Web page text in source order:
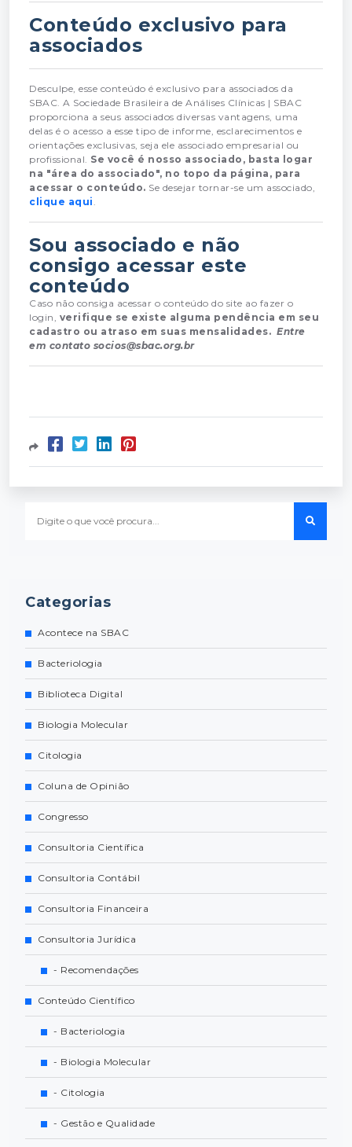
Conteúdo exclusivo para
associados
Desculpe, esse conteúdo é exclusivo para associados da
SBAC. A Sociedade Brasileira de Análises Clínicas | SBAC
proporciona a seus associados diversas vantagens, uma
delas é o acesso a esse tipo de informe, esclarecimentos e
orientações exclusivas, seja ele associado empresarial ou
profissional. Se você é nosso associado, basta logar
na "área do associado", no topo da página, para
acessar o conteúdo. Se desejar tornar-se um associado,
clique aqui
Sou associado e não
consigo acessar este
conteúdo
Caso não consiga acessar o conteúdo do site ao fazer o
login, verifique se existe alguma pendência em seu
cadastro ou atraso em suas mensalidades. Entre
em contato socios@sbac.org.br
Categorias
Acontece na SBAC
Bacteriologia
Biblioteca Digital
Biologia Molecular
Citologia
Coluna de Opinião
Congresso
Consultoria Científica
Consultoria Contábil
Consultoria Financeira
Consultoria Jurídica
- Recomendações
Conteúdo Científico
- Bacteriologia
- Biologia Molecular
- Citologia
- Gestão e Qualidade